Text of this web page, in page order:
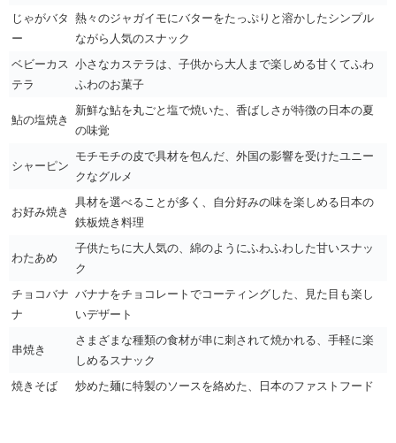
じゃがバタ
ー
熱々のジャガイモにバターをたっぷりと溶かしたシンプル
ながら人気のスナック
ベビーカス
テラ
小さなカステラは、子供から大人まで楽しめる甘くてふわ
ふわのお菓子
鮎の塩焼き
新鮮な鮎を丸ごと塩で焼いた、香ばしさが特徴の日本の夏
の味覚
シャーピン
モチモチの皮で具材を包んだ、外国の影響を受けたユニー
クなグルメ
お好み焼き
具材を選べることが多く、自分好みの味を楽しめる日本の
鉄板焼き料理
わたあめ
子供たちに大人気の、綿のようにふわふわした甘いスナッ
ク
チョコバナ
ナ
バナナをチョコレートでコーティングした、見た目も楽し
いデザート
串焼き
さまざまな種類の食材が串に刺されて焼かれる、手軽に楽
しめるスナック
焼きそば
炒めた麺に特製のソースを絡めた、日本のファストフード